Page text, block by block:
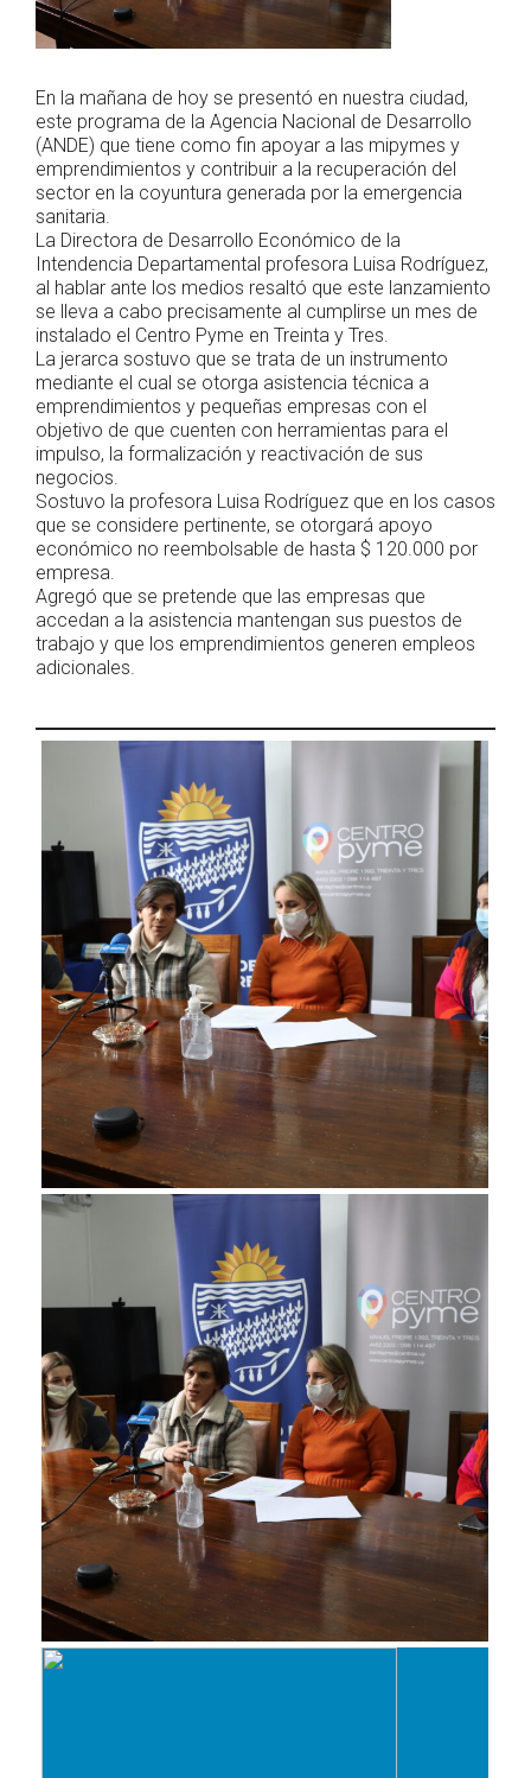
En la mañana de hoy se presentó en nuestra ciudad,
este programa de la Agencia Nacional de Desarrollo
(ANDE) que tiene como fin apoyar a las mipymes y
emprendimientos y contribuir a la recuperación del
sector en la coyuntura generada por la emergencia
sanitaria.
La Directora de Desarrollo Económico de la
Intendencia Departamental profesora Luisa Rodríguez,
al hablar ante los medios resaltó que este lanzamiento
se lleva a cabo precisamente al cumplirse un mes de
instalado el Centro Pyme en Treinta y Tres.
La jerarca sostuvo que se trata de un instrumento
mediante el cual se otorga asistencia técnica a
emprendimientos y pequeñas empresas con el
objetivo de que cuenten con herramientas para el
impulso, la formalización y reactivación de sus
negocios.
Sostuvo la profesora Luisa Rodríguez que en los casos
que se considere pertinente, se otorgará apoyo
económico no reembolsable de hasta $ 120.000 por
empresa.
Agregó que se pretende que las empresas que
accedan a la asistencia mantengan sus puestos de
trabajo y que los emprendimientos generen empleos
adicionales.